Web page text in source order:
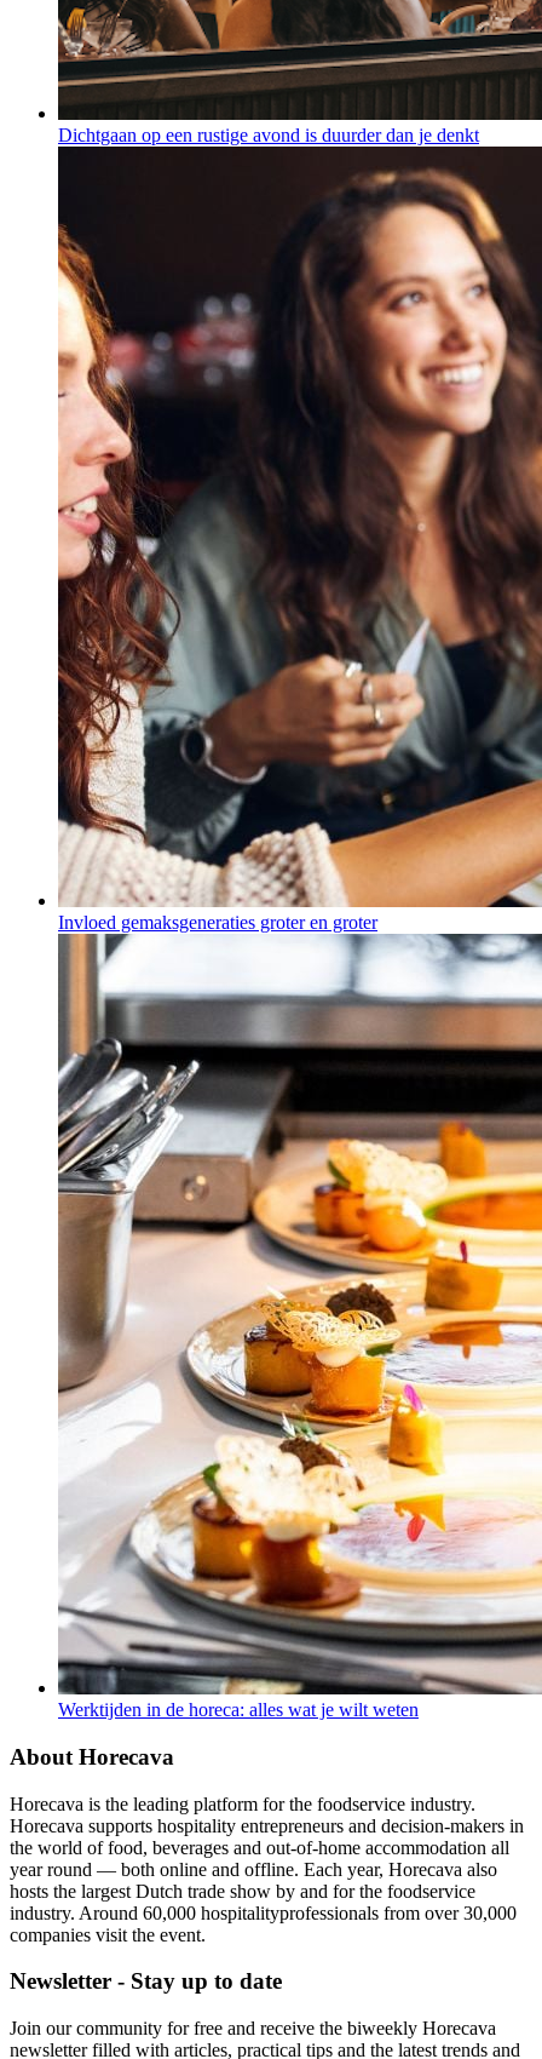
Dichtgaan op een rustige avond is duurder dan je denkt
Invloed gemaksgeneraties groter en groter
Werktijden in de horeca: alles wat je wilt weten
About Horecava
Horecava is the leading platform for the foodservice industry.
Horecava supports hospitality entrepreneurs and decision-makers in
the world of food, beverages and out-of-home accommodation all
year round — both online and offline. Each year, Horecava also
hosts the largest Dutch trade show by and for the foodservice
industry. Around 60,000 hospitalityprofessionals from over 30,000
companies visit the event.
Newsletter - Stay up to date
Join our community for free and receive the biweekly Horecava
newsletter filled with articles, practical tips and the latest trends and